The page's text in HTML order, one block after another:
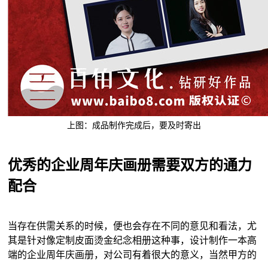
上图：成品制作完成后，要及时寄出
优秀的企业周年庆画册需要双方的通力
配合
当存在供需关系的时候，便也会存在不同的意见和看法，尤
其是针对像定制皮面烫金纪念相册这种事，设计制作一本高
端的企业周年庆画册，对公司有着很大的意义，当然甲方的